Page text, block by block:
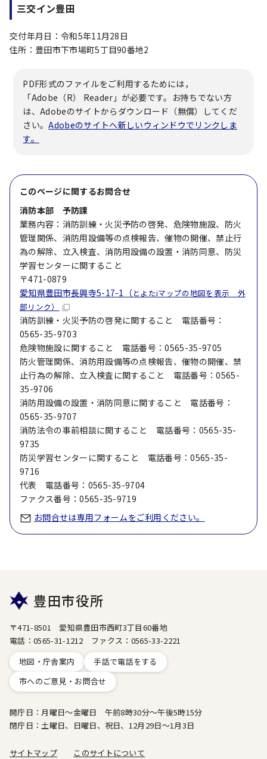
三交イン豊田
交付年月日：令和5年11月28日
住所：豊田市下市場町5丁目90番地2
PDF形式のファイルをご利用するためには，
「Adobe（R） Reader」が必要です。お持ちでない方
は、Adobeのサイトからダウンロード（無償）してくだ
さい。Adobeのサイトへ新しいウィンドウでリンクしま
す。
このページに関するお問合せ
消防本部 予防課
業務内容：消防訓練・火災予防の啓発、危険物施設、防火
管理関係、消防用設備等の点検報告、催物の開催、禁止行
為の解除、立入検査、消防用設備の設置・消防同意、防災
学習センターに関すること
〒471-0879
愛知県豊田市長興寺5-17-1（とよたiマップの地図を表示 外
部リンク）
消防訓練・火災予防の啓発に関すること 電話番号：
0565-35-9703
危険物施設に関すること 電話番号：0565-35-9705
防火管理関係、消防用設備等の点検報告、催物の開催、禁
止行為の解除、立入検査に関すること 電話番号：0565-
35-9706
消防用設備の設置・消防同意に関すること 電話番号：
0565-35-9707
消防法令の事前相談に関すること 電話番号：0565-35-
9735
防災学習センターに関すること 電話番号：0565-35-
9716
代表 電話番号：0565-35-9704
ファクス番号：0565-35-9719
お問合せは専用フォームをご利用ください。
豊田市役所
〒471-8501 愛知県豊田市西町3丁目60番地
電話：0565-31-1212 ファクス：0565-33-2221
地図・庁舎案内
手話で電話をする
市へのご意見・お問合せ
開庁日：月曜日～金曜日 午前8時30分～午後5時15分
閉庁日：土曜日、日曜日、祝日、12月29日～1月3日
サイトマップ このサイトについて